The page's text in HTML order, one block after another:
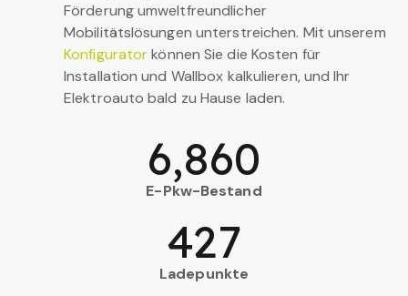
Förderung umweltfreundlicher
Mobilitätslösungen unterstreichen. Mit unserem
Konfiguratorkönnen Sie die Kosten für
Installation und Wallbox kalkulieren, und Ihr
Elektroauto bald zu Hause laden.
E-Pkw-Bestand
6,860
Ladepunkte
427